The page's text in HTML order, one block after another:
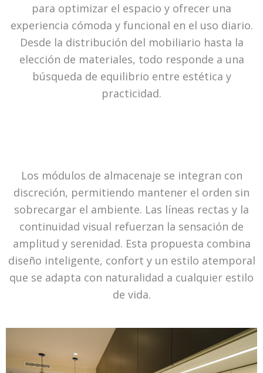
para optimizar el espacio y ofrecer una
experiencia cómoda y funcional en el uso diario.
Desde la distribución del mobiliario hasta la
elección de materiales, todo responde a una
búsqueda de equilibrio entre estética y
practicidad.
Los módulos de almacenaje se integran con
discreción, permitiendo mantener el orden sin
sobrecargar el ambiente. Las líneas rectas y la
continuidad visual refuerzan la sensación de
amplitud y serenidad. Esta propuesta combina
diseño inteligente, confort y un estilo atemporal
que se adapta con naturalidad a cualquier estilo
de vida.